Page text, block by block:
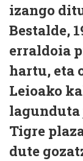
izango
Bestalde,
erraldoia
hartu, eta
Leioako
lagunduta
Tigre
dute